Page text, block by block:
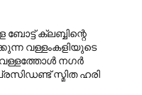
ക്ലബ്ബിന്റെ
വള്ളംകളിയുടെ
നഗർ
സ്മിത ഹരി